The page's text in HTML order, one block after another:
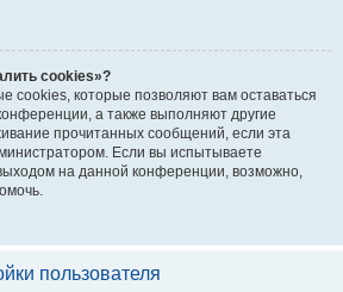
cookies»?
cookies, которые позволяют вам оставаться
а также выполняют другие
прочитанных сообщений, если эта
Если вы испытываете
на данной конференции, возможно,
пользователя